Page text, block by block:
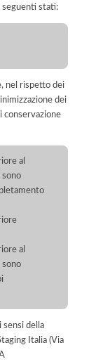
seguenti stati:
nel rispetto dei
dei
conservazione
al
sono
al
sono
sensi della
Italia (Via